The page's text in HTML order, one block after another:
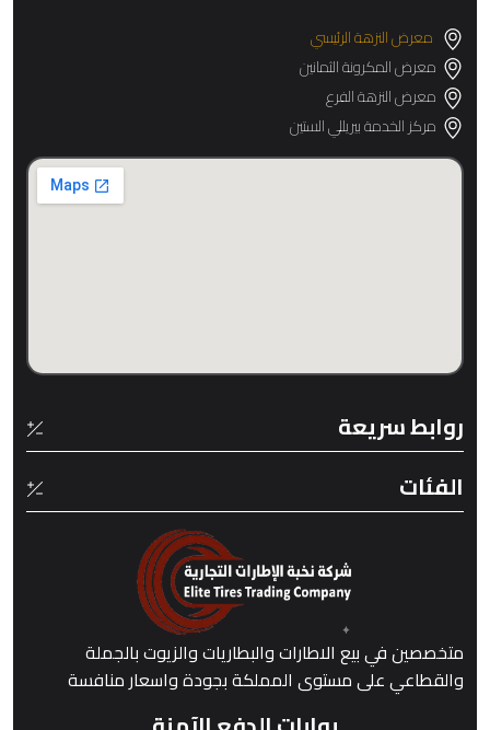
معرض النزهة الرئيسي
معرض المكرونة الثمانين
معرض النزهة الفرع
مركز الخدمة بيريللي الستين
روابط سريعة
الفئات
متخصصين في بيع الاطارات والبطاريات والزيوت بالجملة
والقطاعي على مستوى المملكة بجودة واسعار منافسة